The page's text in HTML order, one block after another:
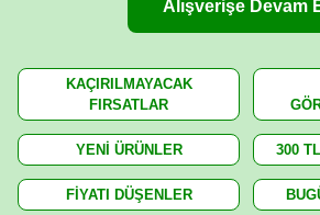
Alışverişe Devam
KAÇIRILMAYACAK
FIRSATLAR
YENİ ÜRÜNLER 300
FİYATI DÜŞENLER